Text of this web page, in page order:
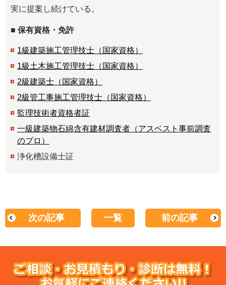
実に提案し続けている。
■ 保有資格・免許
1級建築施工管理技士（国家資格）
1級土木施工管理技士（国家資格）
2級建築士（国家資格）
2級管工事施工管理技士（国家資格）
監理技術者資格者証
一級建築物石綿含有建材調査者（アスベスト事前調査
のプロ）
浄化槽設備士証
次の記事 一覧 前の記事